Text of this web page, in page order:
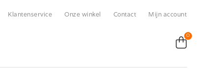
Klantenservice Onze winkel Contact Mijn account
0